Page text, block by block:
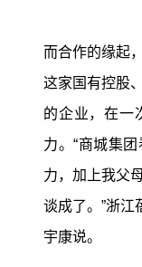
而合作的缘起
这家国有控股
的企业，在一
力。“商城集
力，加上我父
谈成了。”浙江
宇康说。